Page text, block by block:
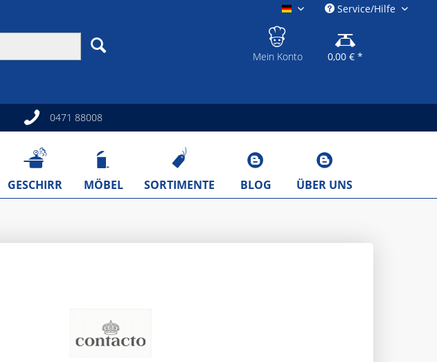
gastronomieshop.eu
Service/Hilfe
Mein Konto 0,00 € *
0471 88008
GESCHIRR MÖBEL SORTIMENTE BLOG ÜBER UNS